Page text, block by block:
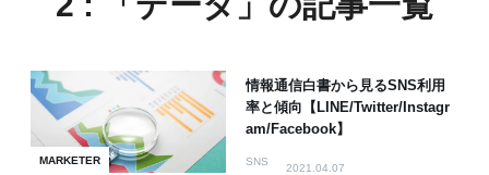
MARKETER
情報通信白書から見るSNS利用
率と傾向【LINE/Twitter/Instagr
am/Facebook】
SNS
2021.04.07